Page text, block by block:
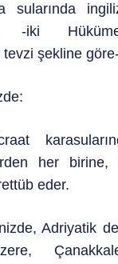
sularında
-iki
tevzi şekline
her birine,
eder.
Adriyatik